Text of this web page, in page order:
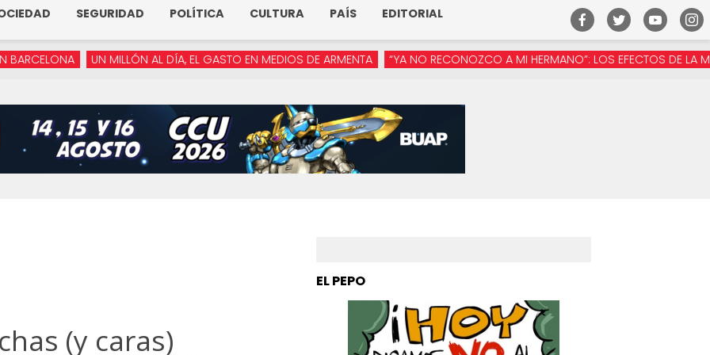
SEGURIDAD POLÍTICA CULTURA PAÍS
EDITORIAL
UN MILLÓN AL DÍA, EL GASTO EN MEDIOS DE ARMENTA “YA NO RECONOZCO A MI HERMANO”: LOS EFECTOS DE LA MANÓSFERA
(y caras)
EL PEPO